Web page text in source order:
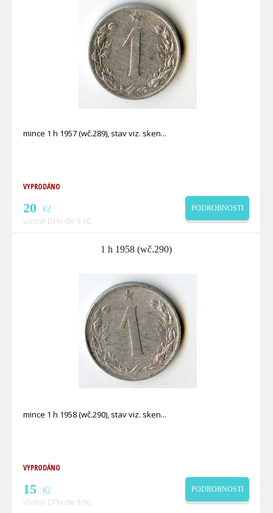
mince 1 h 1957 (wč.289), stav viz. sken
VYPRODÁNO
20 Kč
včetně DPH dle § 90
PODROBNOSTI
1 h 1958 (wč.290)
mince 1 h 1958 (wč.290), stav viz. sken
VYPRODÁNO
15 Kč
včetně DPH dle § 90
PODROBNOSTI